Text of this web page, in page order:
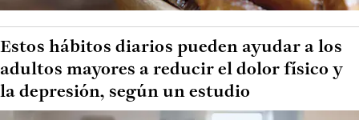
Estos hábitos diarios pueden ayudar a los
adultos mayores a reducir el dolor físico y
la depresión, según un estudio